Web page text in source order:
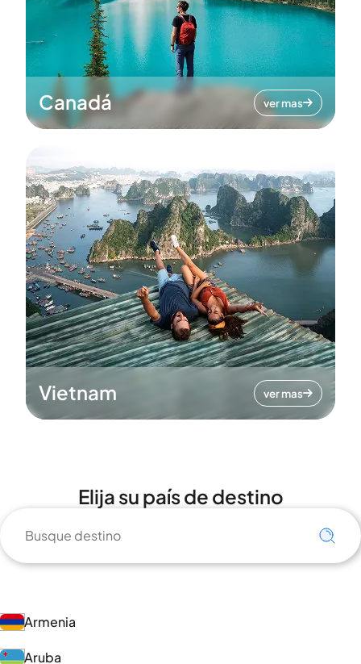
Canadá ver mas
Vietnam ver mas
Elija su país de destino
Armenia
Aruba